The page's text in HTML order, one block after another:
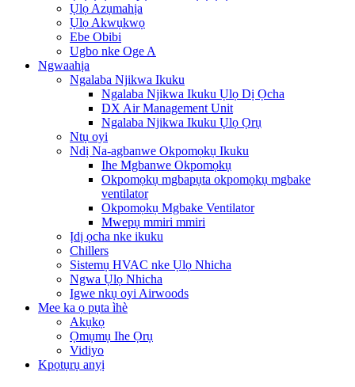
Ụlọ Azụmahịa
Ụlọ Akwụkwọ
Ebe Obibi
Ugbo nke Oge A
Ngwaahịa
Ngalaba Njikwa Ikuku
Ngalaba Njikwa Ikuku Ụlọ Dị Ọcha
DX Air Management Unit
Ngalaba Njikwa Ikuku Ụlọ Ọrụ
Ntụ oyi
Ndị Na-agbanwe Okpomọkụ Ikuku
Ihe Mgbanwe Okpomọkụ
Okpomọkụ mgbapụta okpomọkụ mgbake
ventilator
Okpomọkụ Mgbake Ventilator
Mwepụ mmiri mmiri
Ịdị ọcha nke ikuku
Chillers
Sistemụ HVAC nke Ụlọ Nhicha
Ngwa Ụlọ Nhicha
Igwe nkụ oyi Airwoods
Mee ka ọ pụta ìhè
Akụkọ
Ọmụmụ Ihe Ọrụ
Vidiyo
Kpọtụrụ anyị